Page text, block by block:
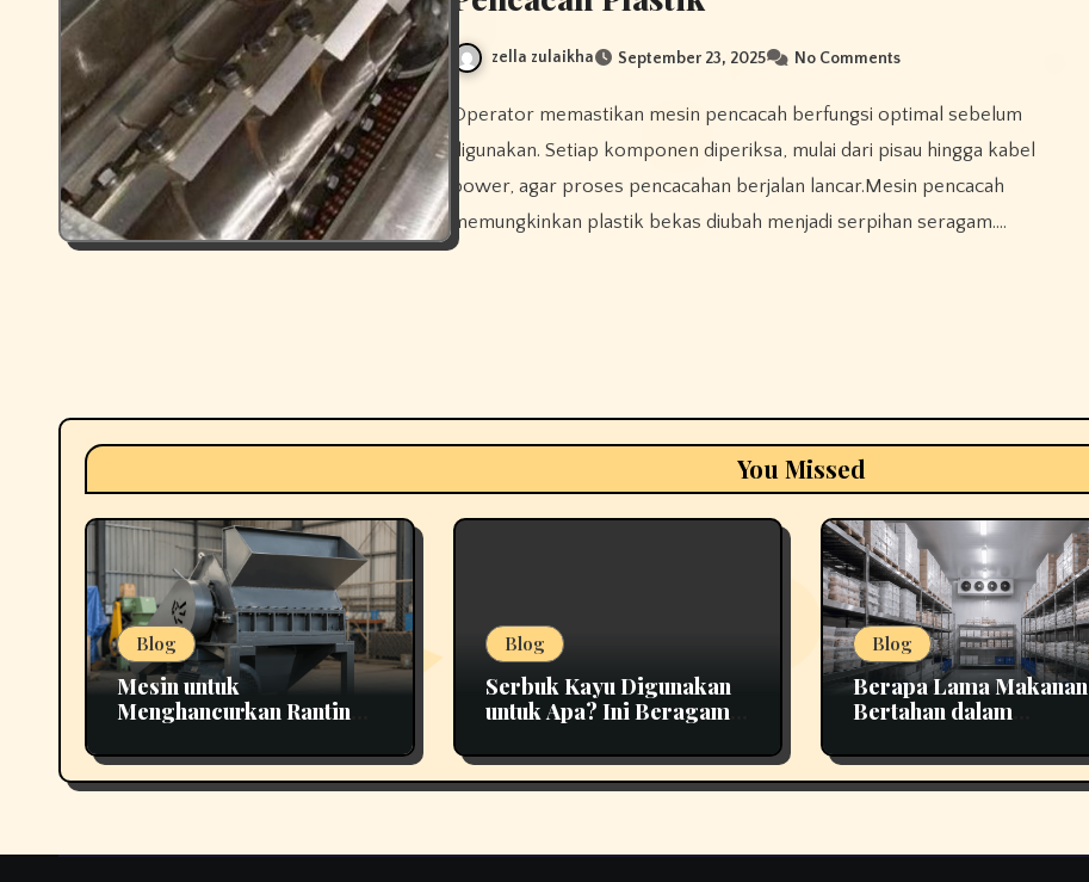
zella zulaikha September 23, 2025 No Comments
Operator memastikan mesin pencacah berfungsi optimal sebelum
digunakan. Setiap komponen diperiksa, mulai dari pisau hingga kabel
power, agar proses pencacahan berjalan lancar.Mesin pencacah
memungkinkan plastik bekas diubah menjadi serpihan seragam.…
You Missed
Blog
Mesin untuk
Menghancurkan Ranting
Berbagai Kebutuhan
Blog
Serbuk Kayu Digunakan
untuk Apa? Ini Beragam
Blog
Berapa Lama Makanan
Bertahan dalam